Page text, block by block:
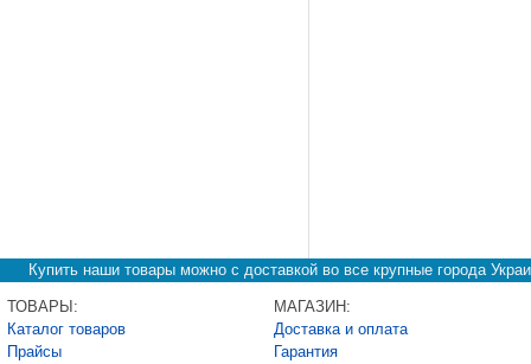
Купить наши товары можно с доставкой во все крупные города
ТОВАРЫ:
Каталог товаров
Прайсы
МАГАЗИН:
Доставка и оплата
Гарантия